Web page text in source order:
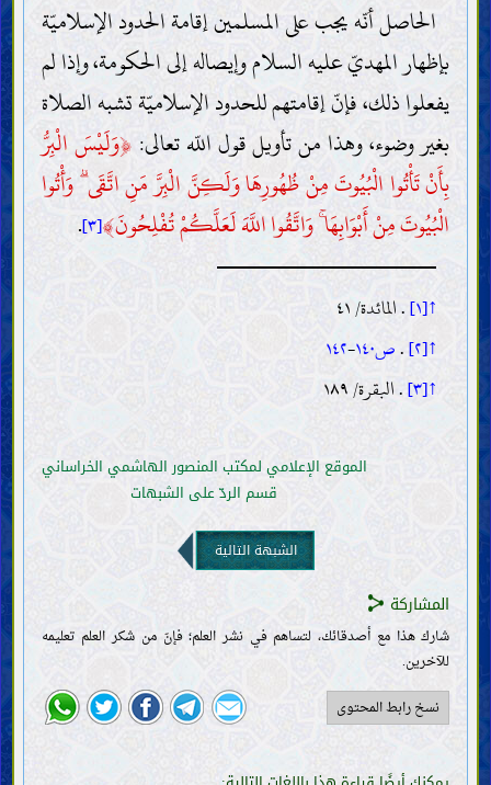
الحاصل أنّه يجب على المسلمين إقامة الحدود الإسلاميّة
بإظهار المهديّ عليه السلام وإيصاله إلى الحكومة، وإذا لم
يفعلوا ذلك، فإنّ إقامتهم للحدود الإسلاميّة تشبه الصلاة
بغير وضوء، وهذا من تأويل قول اللّه تعالى: ﴿وَلَيْسَ الْبِرُّ
بِأَنْ تَأْتُوا الْبُيُوتَ مِنْ ظُهُورِهَا وَلَكِنَّ الْبِرَّ مَنِ اتَّقَى ۗ وَأْتُوا
الْبُيُوتَ مِنْ أَبْوَابِهَا ۚ وَاتَّقُوا اللَّهَ لَعَلَّكُمْ تُفْلِحُونَ﴾[٣] .
↑[١] . المائدة/ ٤١
↑[٢] .ص١٤٠ -١٤٢
↑[٣] . البقرة/ ١٨٩
الموقع الإعلامي لمكتب المنصور الهاشمي الخراساني
قسم الردّ على الشبهات
الشبهة التالية
المشاركة
شارك هذا مع أصدقائك، لتساهم في نشر العلم؛ فإنّ من شكر العلم تعليمه
للآخرين.
نسخ رابط المحتوى
المقدّمات
العقل
العلم
وجوب اكتساب العلم (الاجتهاد) وطريقته
الخرافات وسائر الموانع
حجّيّة القرآن وصفاته
دلالة بعض آيات القرآن
خليفة اللّه
ضرورة خليفة اللّه وصفاته
العقائد
معرفة اللّه؛ وجوده وصفاته وأفعاله
معرفة خلفاء اللّه